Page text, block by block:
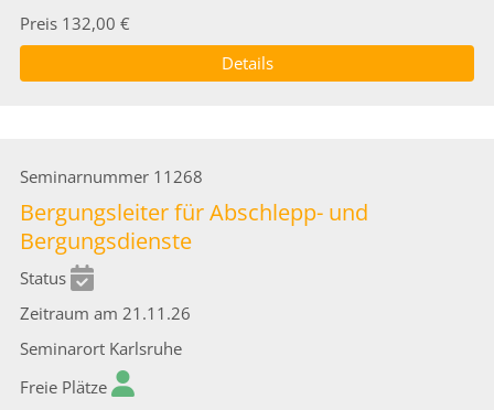
Preis 132,00 €
Details
Seminarnummer 11268
Bergungsleiter für Abschlepp- und
Bergungsdienste
Status
Zeitraum am 21.11.26
Seminarort Karlsruhe
Freie Plätze